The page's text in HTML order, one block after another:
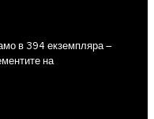
в 394 екземпляра –
на